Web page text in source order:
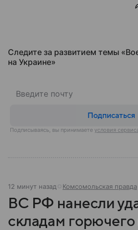
Следите за развитием темы
на Украине»
Подписаться
Подписываясь, вы принимаете условия
12 минут назад Комсомольская правда
ВС РФ нанесли
складам горючего